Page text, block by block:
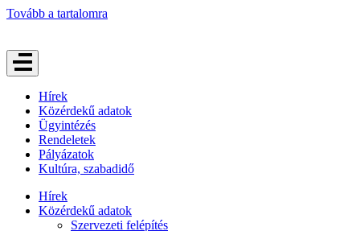
Tovább a tartalomra
Hírek
Közérdekű adatok
Ügyintézés
Rendeletek
Pályázatok
Kultúra, szabadidő
Hírek
Közérdekű adatok
Szervezeti felépítés